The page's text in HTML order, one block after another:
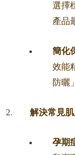
選擇
產品
簡化
效能
防曬
解決常見
孕期